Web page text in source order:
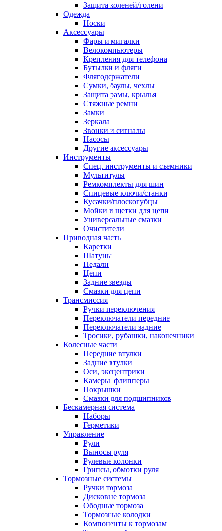
Защита коленей/голени
Одежда
Носки
Аксессуары
Фары и мигалки
Велокомпьютеры
Крепления для телефона
Бутылки и фляги
Флягодержатели
Сумки, баулы, чехлы
Защита рамы, крылья
Стяжные ремни
Замки
Зеркала
Звонки и сигналы
Насосы
Другие аксессуары
Инструменты
Спец. инструменты и съемники
Мультитулы
Ремкомплекты для шин
Спицевые ключи/станки
Кусачки/плоскогубцы
Мойки и щетки для цепи
Универсальные смазки
Очистители
Приводная часть
Каретки
Шатуны
Педали
Цепи
Задние звезды
Смазки для цепи
Трансмиссия
Ручки переключения
Переключатели передние
Переключатели задние
Тросики, рубашки, наконечники
Колесные части
Передние втулки
Задние втулки
Оси, эксцентрики
Камеры, флипперы
Покрышки
Смазки для подшипников
Бескамерная система
Наборы
Герметики
Управление
Рули
Выносы руля
Рулевые колонки
Грипсы, обмотки руля
Тормозные системы
Ручки тормоза
Дисковые тормоза
Ободные тормоза
Тормозные колодки
Компоненты к тормозам